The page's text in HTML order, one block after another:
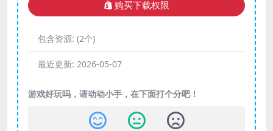
购买下载权限
包含资源: (2个)
最近更新: 2026-05-07
游戏好玩吗，请动动小手，在下面打个分吧！